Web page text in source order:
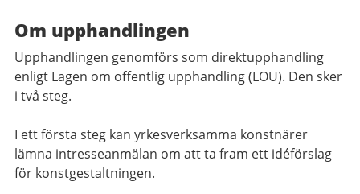
Om upphandlingen
Upphandlingen genomförs som direktupphandling
enligt Lagen om offentlig upphandling (LOU). Den sker
i två steg.
I ett första steg kan yrkesverksamma konstnärer
lämna intresseanmälan om att ta fram ett idéförslag
för konstgestaltningen.